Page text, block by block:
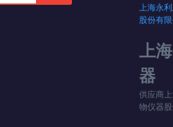
上海永
股份有限
上
器
供应商
物仪器